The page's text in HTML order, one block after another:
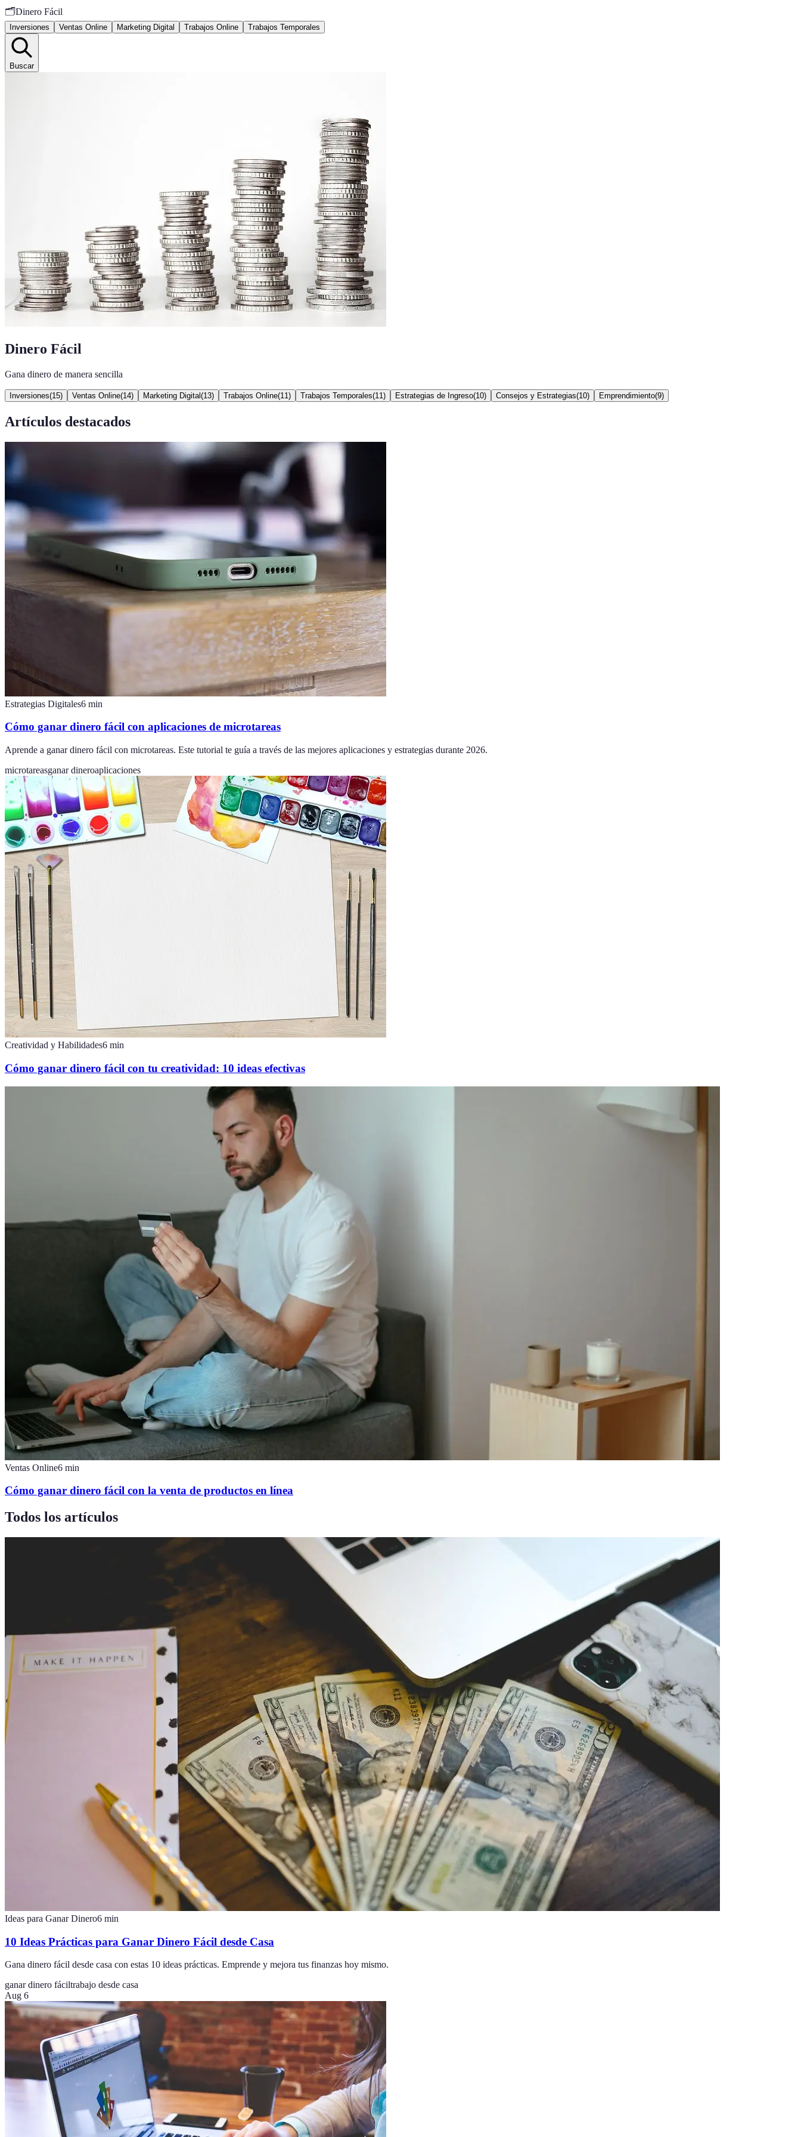
🗂️Dinero Fácil
Inversiones Ventas Online Marketing Digital Trabajos Online Trabajos Temporales
Buscar
Dinero Fácil
Gana dinero de manera sencilla
Inversiones(15) Ventas Online(14) Marketing Digital (13) Trabajos Online(11 ) Trabajos Temporales(11 ) Estrategias de Ingreso(10) Consejos y Estrategias(10) Emprendimiento(9)
Artículos destacados
Estrategias Digitales6 min
Cómo ganar dinero fácil con aplicaciones de microtareas
Aprende a ganar dinero fácil con microtareas. Este tutorial te guía a través de las mejores aplicaciones y estrategias durante 2026.
microtareasganar dineroaplicaciones
Creatividad y Habilidades6 min
Cómo ganar dinero fácil con tu creatividad: 10 ideas efectivas
Ventas Online6 min
Cómo ganar dinero fácil con la venta de productos en línea
Todos los artículos
Ideas para Ganar Dinero6 min
10 Ideas Prácticas para Ganar Dinero Fácil desde Casa
Gana dinero fácil desde casa con estas 10 ideas prácticas. Emprende y mejora tus finanzas hoy mismo.
ganar dinero fáciltrabajo desde casa
Aug 6